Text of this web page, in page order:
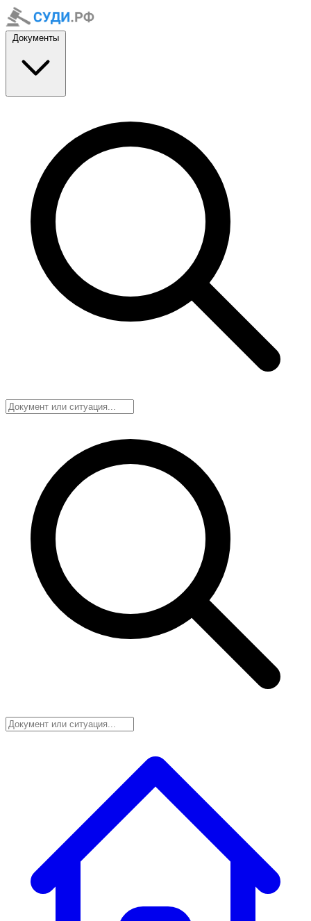
Документы